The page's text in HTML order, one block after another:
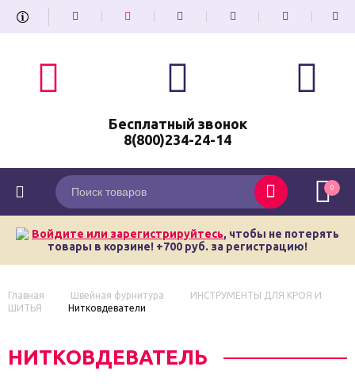
Бесплатный звонок
8(800)234-24-14
0
Войдите или зарегистрируйтесь, чтобы не потерять
товары в корзине! +700 руб. за регистрацию!
Главная Швейная фурнитура
ИНСТРУМЕНТЫ ДЛЯ КРОЯ И
ШИТЬЯ
Нитковдеватели
НИТКОВДЕВАТЕЛЬ